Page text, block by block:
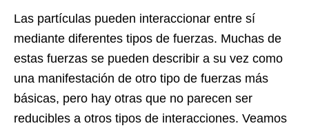
Las partículas pueden interaccionar entre sí
mediante diferentes tipos de fuerzas. Muchas de
estas fuerzas se pueden describir a su vez como
una manifestación de otro tipo de fuerzas más
básicas, pero hay otras que no parecen ser
reducibles a otros tipos de interacciones. Veamos